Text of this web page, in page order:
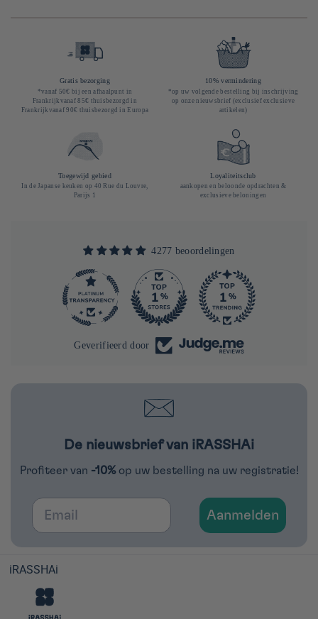
Gratis bezorging
*vanaf 50€ bij een afhaalpunt in
Frankrijkvanaf 85€ thuisbezorgd in
Frankrijkvanaf 90€ thuisbezorgd in Europa
10% vermindering
*op uw volgende bestelling bij inschrijving
op onze nieuwsbrief (exclusief exclusieve
artikelen)
Toegewijd gebied
In de Japanse keuken op 40 Rue du Louvre,
Parijs 1
Loyaliteitsclub
aankopen en beloonde opdrachten &
exclusieve beloningen
4277 beoordelingen
Geverifieerd door
De nieuwsbrief van iRASSHAi
Profiteer van -10% op uw bestelling na uw registratie!
Email
Aanmelden
iRASSHAi